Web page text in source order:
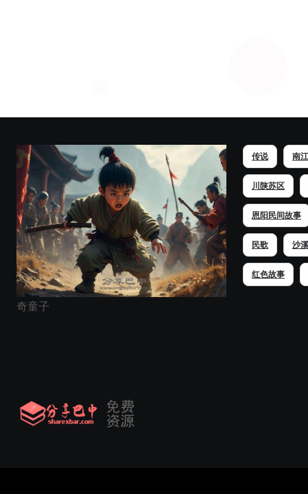
奇童子
传说 南
川陕苏区
恩阳民间故事
民歌 沙
红色故事